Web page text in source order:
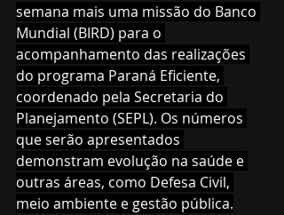
semana mais uma missão do Banco
Mundial (BIRD) para o
acompanhamento das realizações
do programa Paraná Eficiente,
coordenado pela Secretaria do
Planejamento (SEPL). Os números
que serão apresentados
demonstram evolução na saúde e
outras áreas, como Defesa Civil,
meio ambiente e gestão pública.